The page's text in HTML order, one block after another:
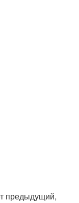
предыдущий,